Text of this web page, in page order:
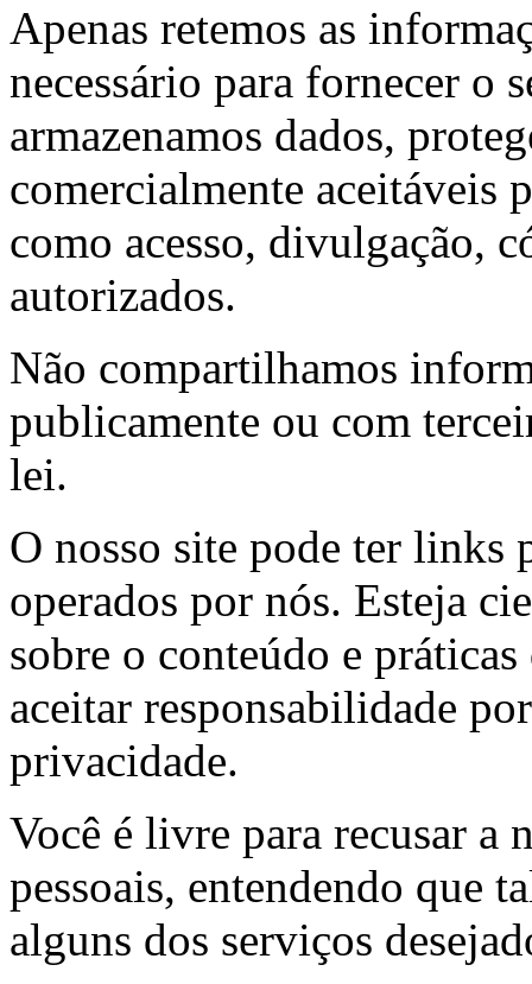
Apenas retemos as
necessário para fornecer o
armazenamos dados,
comercialmente aceitáveis
como acesso, divulgação,
autorizados.
Não compartilhamos
publicamente ou com
lei.
O nosso site pode ter links
operados por nós. Esteja
sobre o conteúdo e práticas
aceitar responsabilidade
privacidade.
Você é livre para recusar a
pessoais, entendendo que
alguns dos serviços